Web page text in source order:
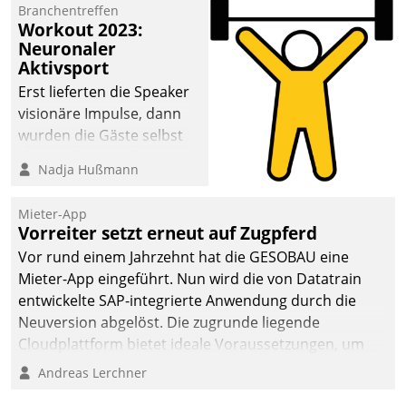
Branchentreffen
Workout 2023:
Neuronaler
Aktivsport
Erst lieferten die Speaker
visionäre Impulse, dann
wurden die Gäste selbst
methodisch
Quartier. Dazwischen
zeigte Datatrain, was es
Neues zu bieten hat.
Nadja Hußmann
Mieter-App
Vorreiter setzt erneut auf Zugpferd
Vor rund einem Jahrzehnt hat die GESOBAU eine
Mieter-App eingeführt. Nun wird die von Datatrain
entwickelte SAP-integrierte Anwendung durch die
Neuversion abgelöst. Die zugrunde liegende
Cloudplattform bietet ideale Voraussetzungen, um
die Funktionalität der App zu erweitern und weitere
Andreas Lerchner